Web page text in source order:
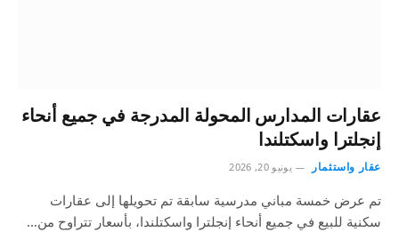
عقارات المدارس المحولة المدرجة في جميع أنحاء
إنجلترا واسكتلندا
عقار واستثمار يونيو 20, 2026
تم عرض خمسة مباني مدرسية سابقة تم تحويلها إلى عقارات
سكنية للبيع في جميع أنحاء إنجلترا واسكتلندا، بأسعار تتراوح من…